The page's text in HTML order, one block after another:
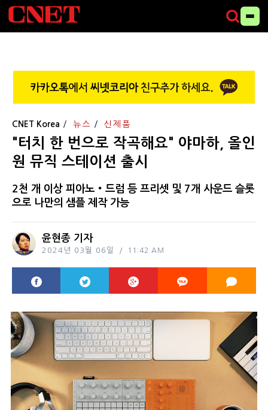
CNET Korea 뉴스 신제품
"터치 한 번으로 작곡해요" 야마하, 올인
원 뮤직 스테이션 출시
2천 개 이상 피아노‧드럼 등 프리셋 및 7개 사운드 슬롯
으로 나만의 샘플 제작 가능
윤현종 기자
2024년 03월 06일 11:42 AM